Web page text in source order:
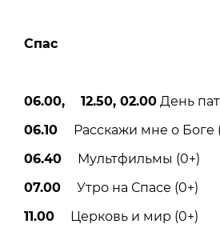
Спас
06.00, 12.50, 02.00 День
06.10 Расскажи мне о Боге
06.40 Мультфильмы (0+)
07.00 Утро на Спасе (0+)
11.00 Церковь и мир (0+)